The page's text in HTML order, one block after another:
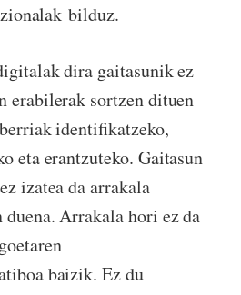
bilduz.
dira gaitasunik ez
erabilerak sortzen dituen
identifikatzeko,
eta erantzuteko. Gaitasun
izatea da arrakala
Arrakala hori ez da
baizik. Ez du